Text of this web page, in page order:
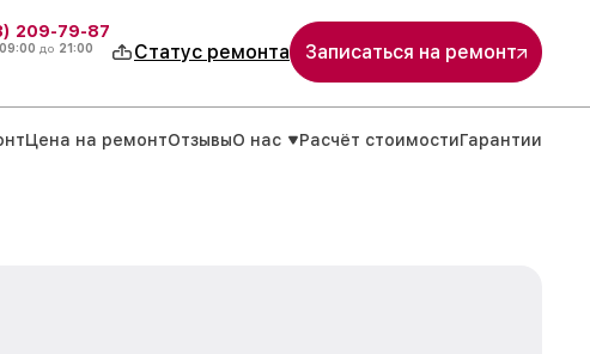
209-79-87
09:00 до 21:00 Статус ремонта Записаться на ремонт
Цена на ремонтОтзывыО нас Расчёт стоимостиГарантии